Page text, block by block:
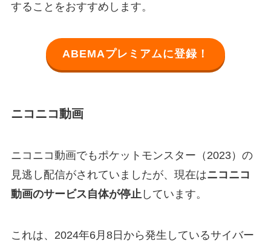
することをおすすめします。
ABEMAプレミアムに登録！
ニコニコ動画
ニコニコ動画でもポケットモンスター（2023）の
見逃し配信がされていましたが、現在はニコニコ
動画のサービス自体が停止しています。
これは、2024年6月8日から発生しているサイバー